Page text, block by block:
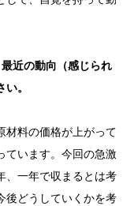
近の動向（感じられ
。
料の価格が上がって
ています。今回の急激
、一年で収まるとは考
後どうしていくかを考